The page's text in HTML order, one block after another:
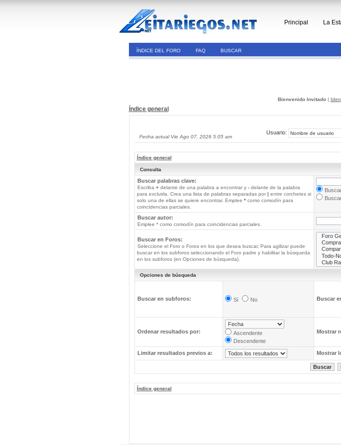
Principal La
ÍNDICE DEL FORO FAQ BUSCAR
Bienvenido Invitado(
Índice general
Fecha actual Vie Ago 07, 2026 5:05 am
Usuario:
Índice general
Consulta
Buscar palabras clave:
Escriba +delante de una palabra a encontrar y -delante de la palabra
para excluirla. Crea una lista de palabras separadas por | entre corchetes si
solo una de ellas se quiere encontrar. Emplee *como comodín para
coincidencias parciales.
Buscar autor:
Emplee * como comodín para coincidencias parciales.
Buscar en Foros:
Seleccione el Foro o Foros en los que desea buscar. Para agilizar puede
buscar en los subforos seleccionando el Foro padre y habilitar la búsqueda
en los subforos (en Opciones de búsqueda).
Opciones de búsqueda
Buscar en subforos: Sí No Buscar
Ordenar resultados por:
Ascendente
Descendente
Mostrar
Limitar resultados previos a: Mostrar
Índice general